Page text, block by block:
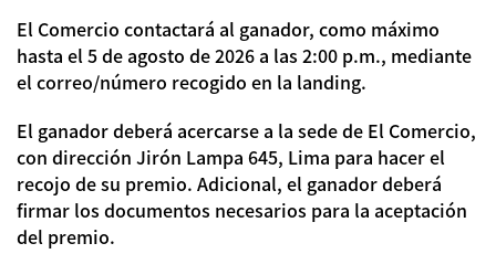
El Comercio contactará al ganador, como máximo
hasta el 5 de agosto de 2026 a las 2:00 p.m., mediante
el correo/número recogido en la landing.
El ganador deberá acercarse a la sede de El Comercio,
con dirección Jirón Lampa 645, Lima para hacer el
recojo de su premio. Adicional, el ganador deberá
firmar los documentos necesarios para la aceptación
del premio.